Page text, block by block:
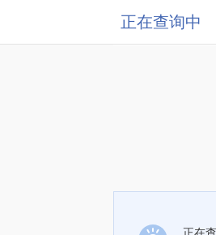
正在查询中